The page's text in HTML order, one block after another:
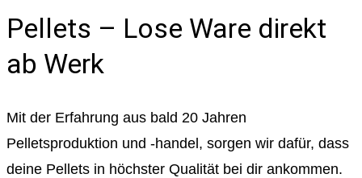
Pellets – Lose Ware direkt
ab Werk
Mit der Erfahrung aus bald 20 Jahren
Pelletsproduktion und -handel, sorgen wir dafür, dass
deine Pellets in höchster Qualität bei dir ankommen.